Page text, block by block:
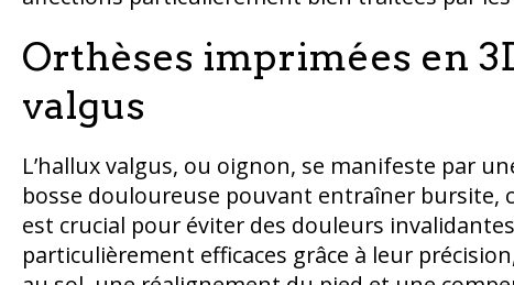
Orthèses imprimées en
valgus
L’hallux valgus, ou oignon, se manifeste par
bosse douloureuse pouvant entraîner bursite,
est crucial pour éviter des douleurs
particulièrement efficaces grâce à leur